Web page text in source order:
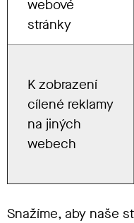
webové
stránky
K zobrazení
cílené reklamy
na jiných
webech
Snažíme, aby naše